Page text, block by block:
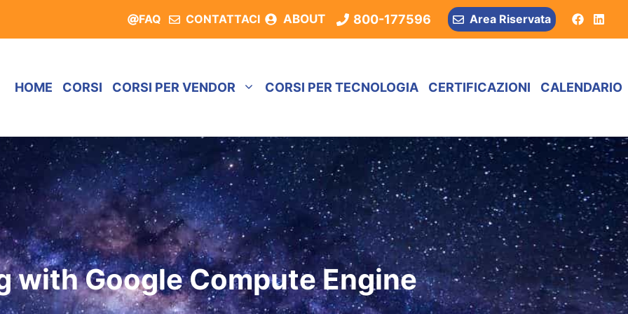
FAQ CONTATTACI ABOUT 800-177596 Area Riservata
HOME CORSI CORSI PER VENDOR CORSI PER TECNOLOGIA CERTIFICAZIONI CALENDARIO
with Google Compute Engine